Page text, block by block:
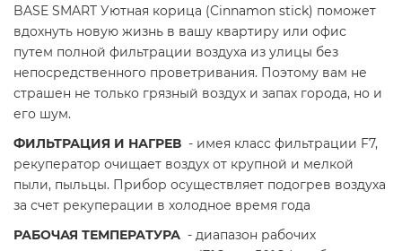
BASE SMART Уютная корица (Cinnamon stick) поможет
вдохнуть новую жизнь в вашу квартиру или офис
путем полной фильтрации воздуха из улицы без
непосредственного проветривания. Поэтому вам не
страшен не только грязный воздух и запах города, но и
его шум.
ФИЛЬТРАЦИЯ И НАГРЕВ - имея класс фильтрации F7,
рекуператор очищает воздух от крупной и мелкой
пыли, пыльцы. Прибор осуществляет подогрев воздуха
за счет рекуперации в холодное время года
РАБОЧАЯ ТЕМПЕРАТУРА - диапазон рабочих